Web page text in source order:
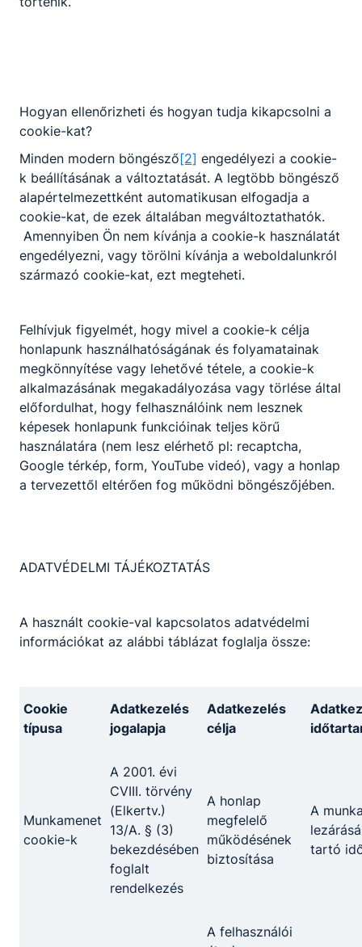
Újra építőtábort szervez a
Tavaly pavilon, idén közösségi tér
- újra munkába állnak a Péchy
diákjai. A Hajdú-Bihar Vármegyei
Építész Kamarával
együttműködve, a jövő építészei
szakmai projektben vesznek
részt. A tábor a szakmai fejlődés
2026. júl. 22. Beke Ivett
Iskolánkban a nyári ügyeletben
2026. júl. 9. DSZC Péchy
Partnereink
Hogyan ellenőrizheti és hogyan tudja kikapcsolni a
cookie-kat?
Minden modern böngésző[2] engedélyezi a cookie-
k beállításának a változtatását. A legtöbb böngésző
alapértelmezettként automatikusan elfogadja a
cookie-kat, de ezek általában megváltoztathatók.
Amennyiben Ön nem kívánja a cookie-k használatát
engedélyezni, vagy törölni kívánja a weboldalunkról
származó cookie-kat, ezt megteheti.
Felhívjuk figyelmét, hogy mivel a cookie-k célja
honlapunk használhatóságának és folyamatainak
megkönnyítése vagy lehetővé tétele, a cookie-k
alkalmazásának megakadályozása vagy törlése által
előfordulhat, hogy felhasználóink nem lesznek
képesek honlapunk funkcióinak teljes körű
használatára (nem lesz elérhető pl: recaptcha,
Google térkép, form, YouTube videó), vagy a honlap
a tervezettől eltérően fog működni böngészőjében.
ADATVÉDELMI TÁJÉKOZTATÁS
A használt cookie-val kapcsolatos adatvédelmi
információkat az alábbi táblázat foglalja össze:
Cookie
típusa
Adatkezelés
jogalapja
Adatkezelés
célja
Munkamenet
cookie-k
A 2001. évi
CVIII. törvény
(Elkertv.)
13/A. § (3)
bekezdésében
foglalt
rendelkezés
A honlap
megfelelő
működésének
biztosítása
A
tartó
A felhasználói